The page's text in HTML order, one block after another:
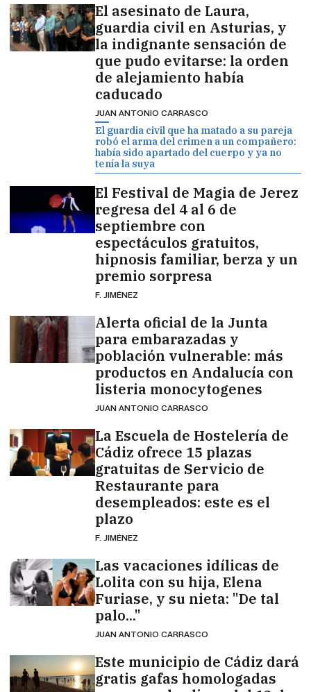
El asesinato de Laura,
guardia civil en Asturias, y
la indignante sensación de
que pudo evitarse: la orden
de alejamiento había
caducado
JUAN ANTONIO CARRASCO
El guardia civil que ha matado a su pareja
robó el arma del crimen a un compañero:
había sido apartado del cuerpo y ya no
tenía la suya
El Festival de Magia de Jerez
regresa del 4 al 6 de
septiembre con
espectáculos gratuitos,
hipnosis familiar, berza y un
premio sorpresa
F. JIMÉNEZ
Alerta oficial de la Junta
para embarazadas y
población vulnerable: más
productos en Andalucía con
listeria monocytogenes
JUAN ANTONIO CARRASCO
La Escuela de Hostelería de
Cádiz ofrece 15 plazas
gratuitas de Servicio de
Restaurante para
desempleados: este es el
plazo
F. JIMÉNEZ
Las vacaciones idílicas de
Lolita con su hija, Elena
Furiase, y su nieta: "De tal
palo..."
JUAN ANTONIO CARRASCO
Este municipio de Cádiz dará
gratis gafas homologadas